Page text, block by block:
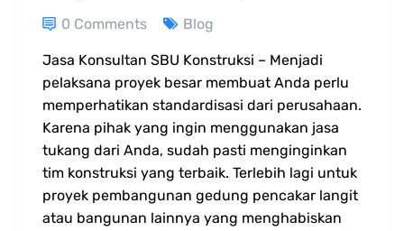
0 Comments Blog
Jasa Konsultan SBU Konstruksi – Menjadi
pelaksana proyek besar membuat Anda perlu
memperhatikan standardisasi dari perusahaan.
Karena pihak yang ingin menggunakan jasa
tukang dari Anda, sudah pasti menginginkan
tim konstruksi yang terbaik. Terlebih lagi untuk
proyek pembangunan gedung pencakar langit
atau bangunan lainnya yang menghabiskan